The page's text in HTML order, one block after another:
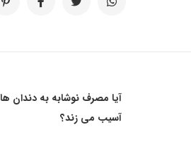
آیا مصرف نوشابه به دندان ها
آسیب می زند؟